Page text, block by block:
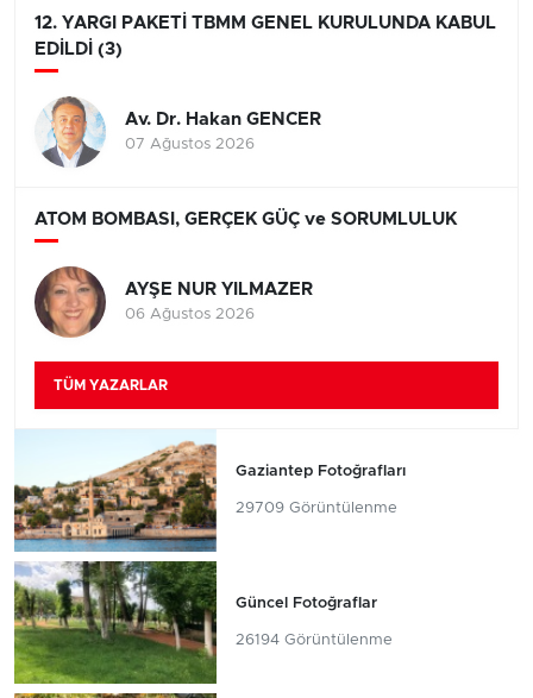
12. YARGI PAKETİ TBMM GENEL KURULUNDA KABUL
EDİLDİ (3)
Av. Dr. Hakan GENCER
07 Ağustos 2026
ATOM BOMBASI, GERÇEK GÜÇ ve SORUMLULUK
AYŞE NUR YILMAZER
06 Ağustos 2026
TÜM YAZARLAR
Gaziantep Fotoğrafları
29709 Görüntülenme
Güncel Fotoğraflar
26194 Görüntülenme